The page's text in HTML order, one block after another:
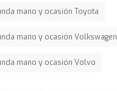
mano y ocasión Toyota
mano y ocasión Volkswagen
mano y ocasión Volvo